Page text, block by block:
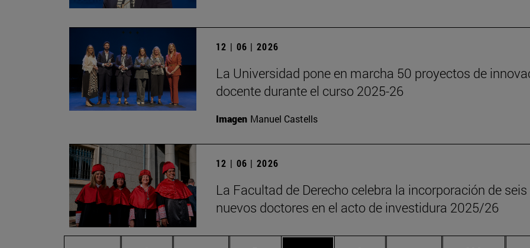
12 | 06 | 2026
La Universidad pone en marcha 50 proyectos de
docente durante el curso 2025-26
Imagen Manuel Castells
12 | 06 | 2026
La Facultad de Derecho celebra la incorporación de seis
nuevos doctores en el acto de investidura 2025/26